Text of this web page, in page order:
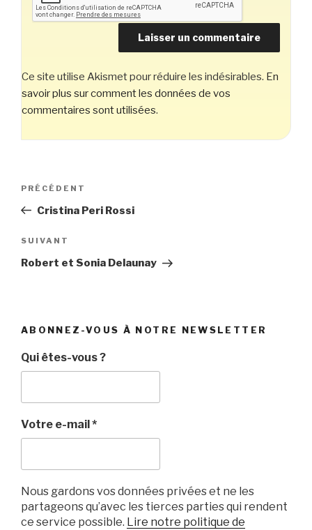
Ce site utilise Akismet pour réduire les indésirables. En
savoir plus sur comment les données de vos
commentaires sont utilisées.
Navigation
l’article
Article
précédent
PRÉCÉDENT
Cristina Peri Rossi
Article
suivant
SUIVANT
Robert et Sonia Delaunay
ABONNEZ-VOUS À NOTRE NEWSLETTER
Qui êtes-vous ?
Votre e-mail*
Nous gardons vos données privées et ne les
partageons qu’avec les tierces parties qui rendent
ce service possible. Lire notre politique de